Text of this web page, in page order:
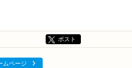
ポスト
ムページ